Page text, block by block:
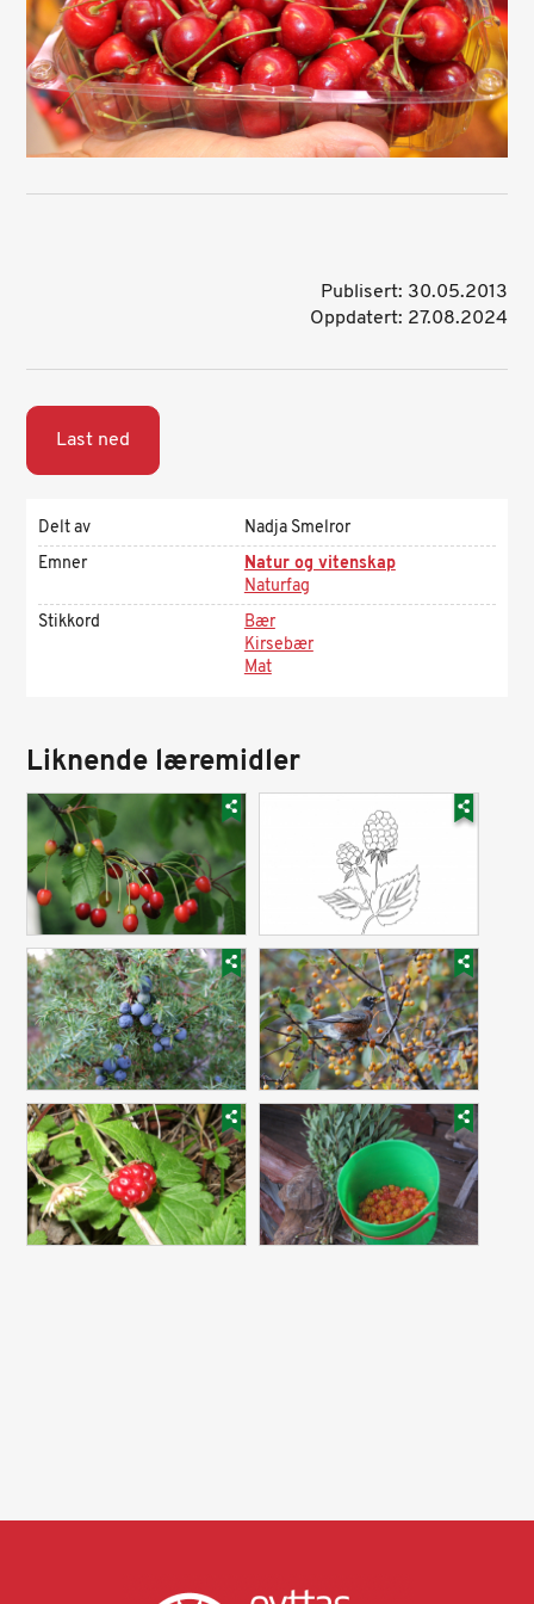
Publisert: 30.05.2013
Oppdatert: 27.08.2024
Last ned
Delt av
Nadja Smelror
Emner
Natur og vitenskap
Naturfag
Stikkord
Bær
Kirsebær
Mat
Liknende læremidler